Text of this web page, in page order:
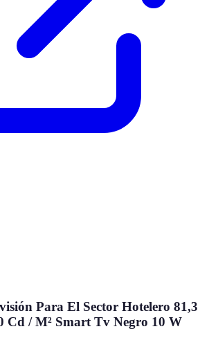
Para El Sector Hotelero 81,3
Cd / M² Smart Tv Negro 10 W